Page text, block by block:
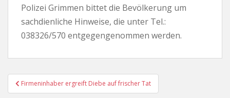
Polizei Grimmen bittet die Bevölkerung um
sachdienliche Hinweise, die unter Tel.:
038326/570 entgegengenommen werden.
Beitragsnavigation
Firmeninhaber ergreift Diebe auf frischer Tat